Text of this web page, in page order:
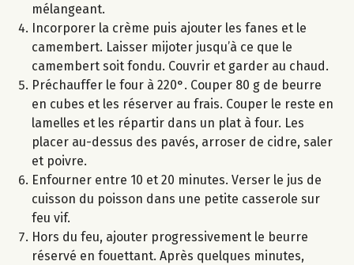
mélangeant.
Incorporer la crème puis ajouter les fanes et le
camembert. Laisser mijoter jusqu’à ce que le
camembert soit fondu. Couvrir et garder au chaud.
Préchauffer le four à 220°. Couper 80 g de beurre
en cubes et les réserver au frais. Couper le reste en
lamelles et les répartir dans un plat à four. Les
placer au-dessus des pavés, arroser de cidre, saler
et poivre.
Enfourner entre 10 et 20 minutes. Verser le jus de
cuisson du poisson dans une petite casserole sur
feu vif.
Hors du feu, ajouter progressivement le beurre
réservé en fouettant. Après quelques minutes,